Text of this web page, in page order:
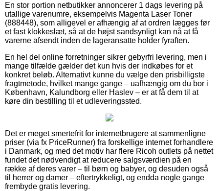
En stor portion netbutikker annoncerer 1 dags levering på
utallige varenumre, eksempelvis Magenta Laser Toner
(888448), som alligevel er afhængig af at ordren lægges før
et fast klokkeslæt, så at de højst sandsynligt kan nå at få
varerne afsendt inden de lageransatte holder fyraften.
En hel del online forretninger sikrer gebyrfri levering, men i
mange tilfælde gælder det kun hvis der indkøbes for et
konkret beløb. Alternativt kunne du vælge den prisbilligste
fragtmetode, hvilket mange gange – uafhængig om du bor i
København, Kalundborg eller Haslev – er at få dem til at
køre din bestilling til et udleveringssted.
Det er meget smertefrit for internetbrugere at sammenligne
priser (via fx PriceRunner) fra forskellige internet forhandlere
i Danmark, og med det motiv har flere Ricoh outlets på nettet
fundet det nødvendigt at reducere salgsværdien på en
række af deres varer – til børn og babyer, og desuden også
til herrer og damer – eftertrykkeligt, og endda nogle gange
frembyde gratis levering.